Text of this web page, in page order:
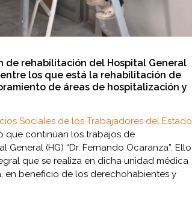
de rehabilitación del Hospital General
los que está la rehabilitación de
de áreas de hospitalización y
Sociales de los Trabajadores del Estado
que continúan los trabajos de
(HG) “Dr. Fernando Ocaranza”. Ello
que se realiza en dicha unidad médica
en beneficio de los derechohabientes y